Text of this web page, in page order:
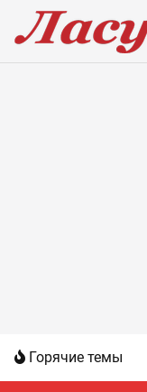
Горячие темы